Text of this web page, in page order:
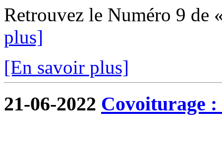
Retrouvez le Numéro 9 de
plus]
[En savoir plus]
21-06-2022 Covoiturage